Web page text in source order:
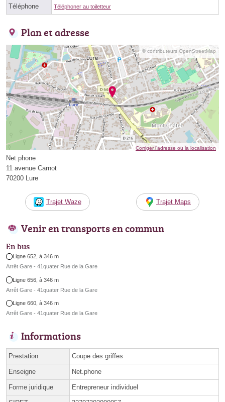
Téléphone Téléphoner au toiletteur
Plan et adresse
© contributeurs OpenStreetMap
Corriger l’adresse ou la localisation
Net.phone
11 avenue Carnot
70200 Lure
Trajet Waze Trajet Maps
Venir en transports en commun
En bus
Ligne 652, à 346 m
Arrêt Gare - 41quater Rue de la Gare
Ligne 656, à 346 m
Arrêt Gare - 41quater Rue de la Gare
Ligne 660, à 346 m
Arrêt Gare - 41quater Rue de la Gare
Informations
Prestation Coupe des griffes
Enseigne Net.phone
Forme juridique Entrepreneur individuel